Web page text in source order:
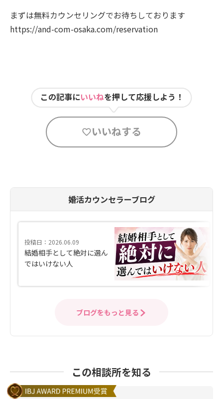
まずは無料カウンセリングでお待ちしております
https://and-com-osaka.com/reservation
この記事にいいねを押して応援しよう！
いいねする
婚活カウンセラーブログ
投稿日：2026.06.09
結婚相手として絶対に選ん
ではいけない人
ブログをもっと見る
この相談所を知る